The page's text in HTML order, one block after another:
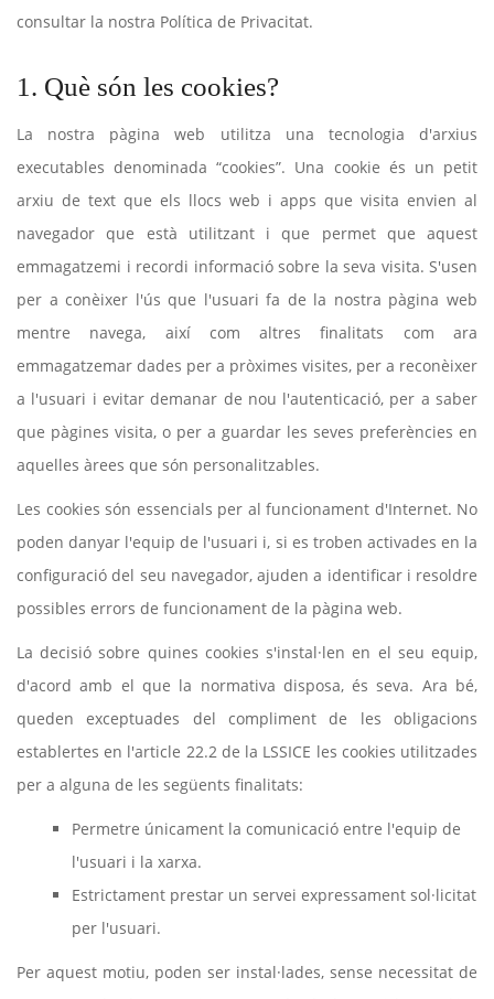
consultar la nostra Política de Privacitat.
1. Què són les cookies?
La nostra pàgina web utilitza una tecnologia d'arxius
executables denominada “cookies”. Una cookie és un petit
arxiu de text que els llocs web i apps que visita envien al
navegador que està utilitzant i que permet que aquest
emmagatzemi i recordi informació sobre la seva visita. S'usen
per a conèixer l'ús que l'usuari fa de la nostra pàgina web
mentre navega, així com altres finalitats com ara
emmagatzemar dades per a pròximes visites, per a reconèixer
a l'usuari i evitar demanar de nou l'autenticació, per a saber
que pàgines visita, o per a guardar les seves preferències en
aquelles àrees que són personalitzables.
Les cookies són essencials per al funcionament d'Internet. No
poden danyar l'equip de l'usuari i, si es troben activades en la
configuració del seu navegador, ajuden a identificar i resoldre
possibles errors de funcionament de la pàgina web.
La decisió sobre quines cookies s'instal·len en el seu equip,
d'acord amb el que la normativa disposa, és seva. Ara bé,
queden exceptuades del compliment de les obligacions
establertes en l'article 22.2 de la LSSICE les cookies utilitzades
per a alguna de les següents finalitats:
Permetre únicament la comunicació entre l'equip de
l'usuari i la xarxa.
Estrictament prestar un servei expressament sol·licitat
per l'usuari.
Per aquest motiu, poden ser instal·lades, sense necessitat de